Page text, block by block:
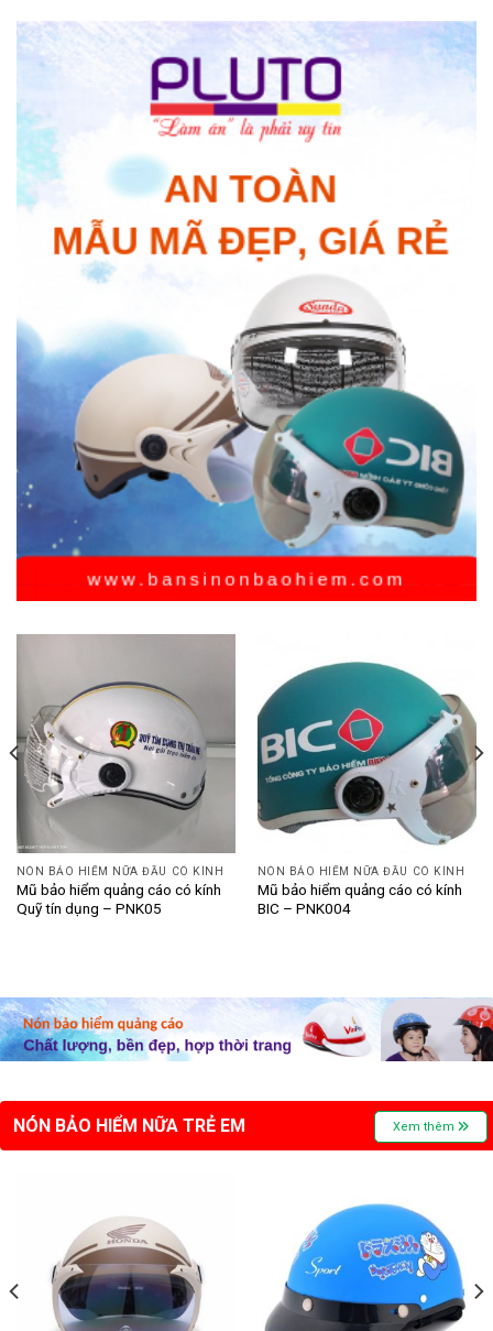
NÓN BẢO HIỂM NỮA ĐẦU CÓ KÍNH
Mũ bảo hiểm quảng cáo có kính
Quỹ tín dụng – PNK05
NÓN BẢO HIỂM NỮA ĐẦU CÓ KÍNH
Mũ bảo hiểm quảng cáo có kính
BIC – PNK004
NÓN BẢO HIỂM NỮA TRẺ EM Xem thêm